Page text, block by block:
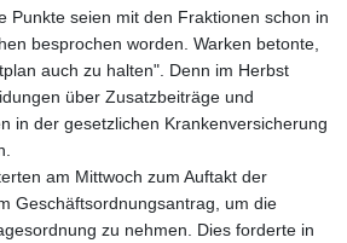
Punkte seien mit den Fraktionen schon in
besprochen worden. Warken betonte,
auch zu halten". Denn im Herbst
über Zusatzbeiträge und
in der gesetzlichen Krankenversicherung
am Mittwoch zum Auftakt der
Geschäftsordnungsantrag, um die
zu nehmen. Dies forderte in